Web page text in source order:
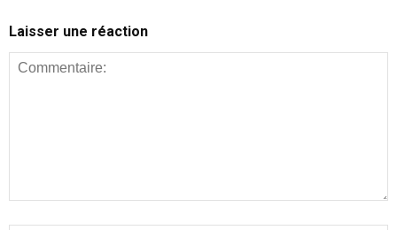
Laisser une réaction